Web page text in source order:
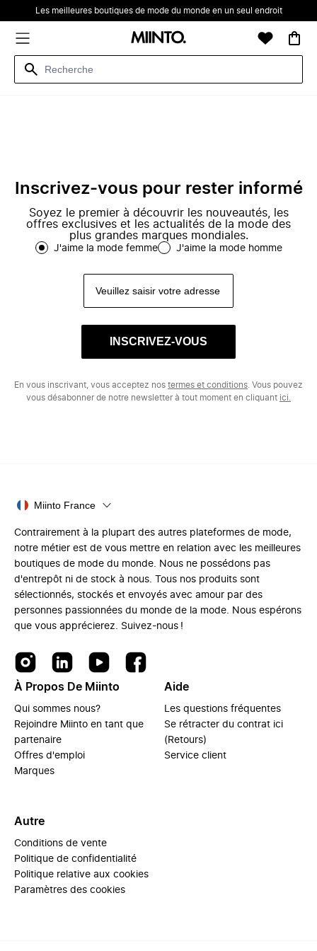
Les meilleures boutiques de mode du monde en un seul endroit
Inscrivez-vous pour rester informé
Soyez le premier à découvrir les nouveautés, les
offres exclusives et les actualités de la mode des
plus grandes marques mondiales.
J'aime la mode femme J'aime la mode homme
INSCRIVEZ-VOUS
En vous inscrivant, vous acceptez nos termes et conditions . Vous pouvez
vous désabonner de notre newsletter à tout moment en cliquant ici.
Miinto France
Contrairement à la plupart des autres plateformes de mode,
notre métier est de vous mettre en relation avec les meilleures
boutiques de mode du monde. Nous ne possédons pas
d'entrepôt ni de stock à nous. Tous nos produits sont
sélectionnés, stockés et envoyés avec amour par des
personnes passionnées du monde de la mode. Nous espérons
que vous apprécierez. Suivez-nous !
À Propos De Miinto
Qui sommes nous?
Rejoindre Miinto en tant que
partenaire
Offres d'emploi
Marques
Aide
Les questions fréquentes
Se rétracter du contrat ici
(Retours)
Service client
Autre
Conditions de vente
Politique de confidentialité
Politique relative aux cookies
Paramètres des cookies